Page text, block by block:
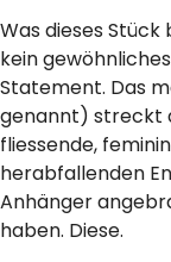
Was dieses
kein
Statement. Das
genannt) streckt
fliessende,
herabfallenden
Anhänger
haben. Diese.